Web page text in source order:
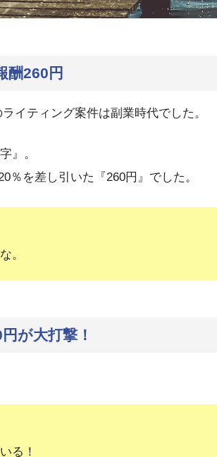
酬260円
イティング案件は副業時代でした。
』。
％を差し引いた『260円』でした。
。
が大打撃！
る！